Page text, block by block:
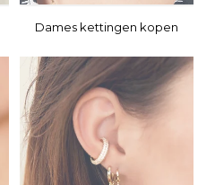
Dames kettingen kopen